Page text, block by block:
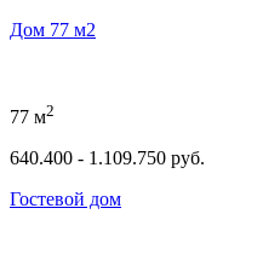
Дом 77 м2
77 м2
640.400 - 1.109.750 руб.
Гостевой дом